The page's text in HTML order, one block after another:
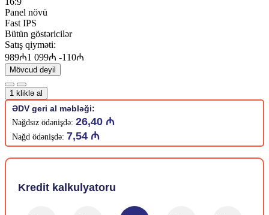
Panel növü
Fast IPS
Bütün göstəricilər
Satış qiyməti:
989₼1 099₼ -110₼
Mövcud deyil
1 kliklə al
ƏDV geri al məbləği:
Nağdsız ödənişdə: 26,40 ₼
Nağd ödənişdə: 7,54 ₼
Kredit kalkulyatoru